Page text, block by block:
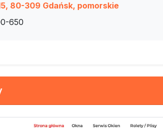
80-309 Gdańsk, pomorskie
650